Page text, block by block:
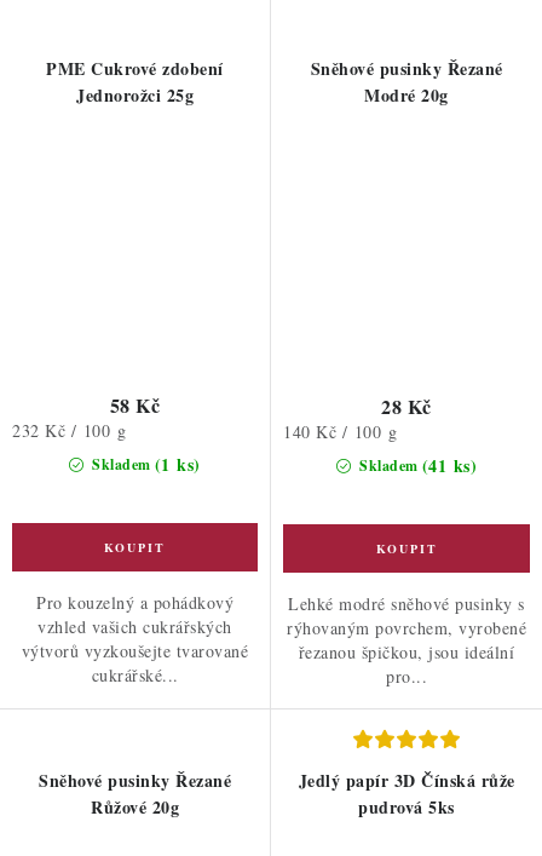
PME Cukrové zdobení
Jednorožci 25g
Skladem (1 ks)
58 Kč
Měrná
232 Kč / 100 g
Pro kouzelný a pohádkový
vzhled vašich cukrářských
výtvorů vyzkoušejte tvarované
cukrářské...
Sněhové pusinky Řezané
Modré 20g
Skladem (41 ks)
28 Kč
Měrná
140 Kč / 100 g
Lehké modré sněhové pusinky s
rýhovaným povrchem, vyrobené
řezanou špičkou, jsou ideální
pro...
Sněhové pusinky Řezané
Růžové 20g
Jedlý papír 3D Čínská růže
pudrová 5ks